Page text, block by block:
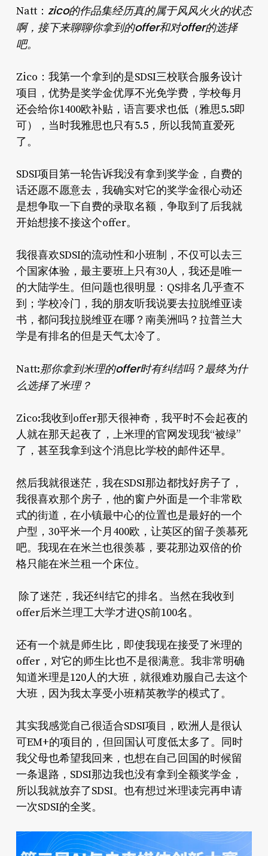
Natt： zico的作品集经历真的属于风风火火的状态
啊，接下来聊聊你拿到的offer和对offer的选择
吧。
Zico：我第一个拿到的是SDSI三校联合服务设计
项目，优势是奖学金优厚不光免学费，学校每月
还会给你1400欧补贴，语言要求也低（雅思5.5即
可），当时我雅思也只有5.5，所以我简直爱死
了。
SDSI项目第一轮告诉我没有拿到奖学金，自费的
话还愿不愿意去，我确实对它的奖学金很心动还
是想争取一下自费的录取名额，争取到了后我就
开始想接不接这个offer。
我很喜欢SDSI的流动性和小班制，不仅可以去三
个国家体验，最主要班上只有30人，我还是唯一
的大陆学生。但问题也很明显：QS排名几乎查不
到；学校冷门，我的朋友听我说要去拉脱维亚读
书，都问我拉脱维亚在哪？南美洲吗？拉普兰大
学是有排名的但是天气太冷了。
Natt:那你拿到米理的offer时有纠结吗？最终为什
么选择了米理？
Zico:我收到offer那天很神奇，我平时不会起夜的
人就在那天起夜了，上米理的官网发现我“被绿”
了，甚至我拿到这个消息比学校的邮件还早。
然后我就很迷茫，我在SDSI那边都找好房子了，
我很喜欢那个房子，他的窗户外面是一个非常欧
式的街道，在小镇最中心的位置也是最好的一个
户型，30平米一个月400欧，让英区的留子羡慕死
吧。我现在在米兰也很羡慕，要花那边双倍的价
格只能在米兰租一个床位。
除了迷茫，我还纠结它的排名。当然在我收到
offer后米兰理工大学才进QS前100名。
还有一个就是师生比，即使我现在接受了米理的
offer，对它的师生比也不是很满意。我非常明确
知道米理是120人的大班，就很难劝服自己去这个
大班，因为我太享受小班精英教学的模式了。
其实我感觉自己很适合SDSI项目，欧洲人是很认
可EM+的项目的，但回国认可度低太多了。同时
我父母也希望我回来，也想在自己回国的时候留
一条退路，SDSI那边我也没有拿到全额奖学金，
所以我就放弃了SDSI。也有想过米理读完再申请
一次SDSI的全奖。